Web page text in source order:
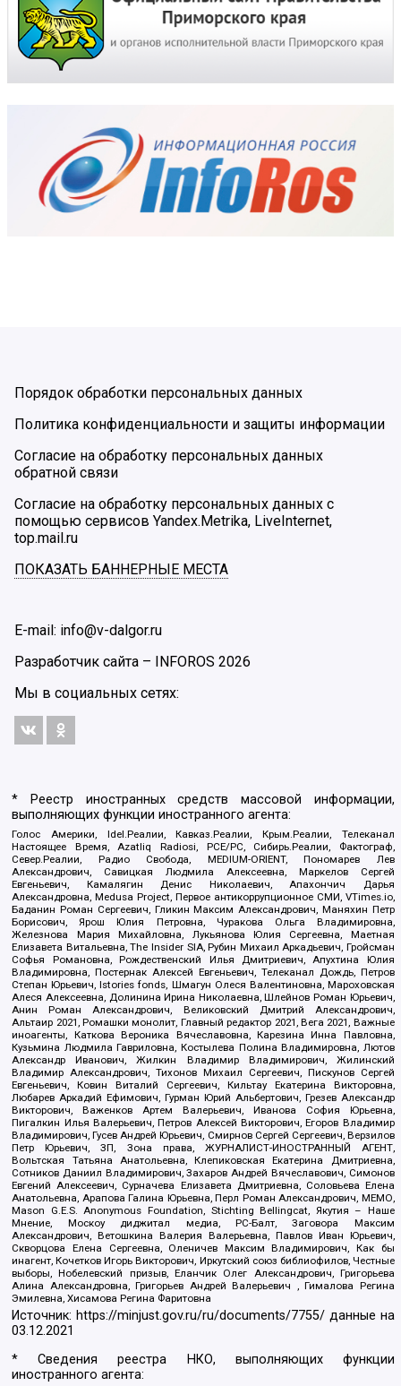
Порядок обработки персональных данных
Политика конфиденциальности и защиты информации
Согласие на обработку персональных данных
обратной связи
Согласие на обработку персональных данных с
помощью сервисов Yandex.Metrika, LiveInternet,
top.mail.ru
ПОКАЗАТЬ БАННЕРНЫЕ МЕСТА
E-mail: info@v-dalgor.ru
Разработчик сайта – INFOROS 2026
Мы в социальных сетях:
* Реестр иностранных средств массовой информации,
выполняющих функции иностранного агента:
Голос Америки, Idel.Реалии, Кавказ.Реалии, Крым.Реалии, Телеканал
Настоящее Время, Azatliq Radiosi, PCE/PC, Сибирь.Реалии, Фактограф,
Север.Реалии, Радио Свобода, MEDIUM-ORIENT, Пономарев Лев
Александрович, Савицкая Людмила Алексеевна, Маркелов Сергей
Евгеньевич, Камалягин Денис Николаевич, Апахончич Дарья
Александровна, Medusa Project, Первое антикоррупционное СМИ, VTimes.io,
Баданин Роман Сергеевич, Гликин Максим Александрович, Маняхин Петр
Борисович, Ярош Юлия Петровна, Чуракова Ольга Владимировна,
Железнова Мария Михайловна, Лукьянова Юлия Сергеевна, Маетная
Елизавета Витальевна, The Insider SIA, Рубин Михаил Аркадьевич, Гройсман
Софья Романовна, Рождественский Илья Дмитриевич, Апухтина Юлия
Владимировна, Постернак Алексей Евгеньевич, Телеканал Дождь, Петров
Степан Юрьевич, Istories fonds, Шмагун Олеся Валентиновна, Мароховская
Алеся Алексеевна, Долинина Ирина Николаевна, Шлейнов Роман Юрьевич,
Анин Роман Александрович, Великовский Дмитрий Александрович,
Альтаир 2021, Ромашки монолит, Главный редактор 2021, Вега 2021, Важные
иноагенты, Каткова Вероника Вячеславовна, Карезина Инна Павловна,
Кузьмина Людмила Гавриловна, Костылева Полина Владимировна, Лютов
Александр Иванович, Жилкин Владимир Владимирович, Жилинский
Владимир Александрович, Тихонов Михаил Сергеевич, Пискунов Сергей
Евгеньевич, Ковин Виталий Сергеевич, Кильтау Екатерина Викторовна,
Любарев Аркадий Ефимович, Гурман Юрий Альбертович, Грезев Александр
Викторович, Важенков Артем Валерьевич, Иванова София Юрьевна,
Пигалкин Илья Валерьевич, Петров Алексей Викторович, Егоров Владимир
Владимирович, Гусев Андрей Юрьевич, Смирнов Сергей Сергеевич, Верзилов
Петр Юрьевич, ЗП, Зона права, ЖУРНАЛИСТ-ИНОСТРАННЫЙ АГЕНТ,
Вольтская Татьяна Анатольевна, Клепиковская Екатерина Дмитриевна,
Сотников Даниил Владимирович, Захаров Андрей Вячеславович, Симонов
Евгений Алексеевич, Сурначева Елизавета Дмитриевна, Соловьева Елена
Анатольевна, Арапова Галина Юрьевна, Перл Роман Александрович, МЕМО,
Mason G.E.S. Anonymous Foundation, Stichting Bellingcat, Якутия – Наше
Мнение, Москоу диджитал медиа, РС-Балт, Заговора Максим
Александрович, Ветошкина Валерия Валерьевна, Павлов Иван Юрьевич,
Скворцова Елена Сергеевна, Оленичев Максим Владимирович, Как бы
инагент, Кочетков Игорь Викторович, Иркутский союз библиофилов, Честные
выборы, Нобелевский призыв, Еланчик Олег Александрович, Григорьева
Алина Александровна, Григорьев Андрей Валерьевич , Гималова Регина
Эмилевна, Хисамова Регина Фаритовна
Источник: https://minjust.gov.ru/ru/documents/7755/ данные на
03.12.2021
* Сведения реестра НКО, выполняющих функции
иностранного агента: